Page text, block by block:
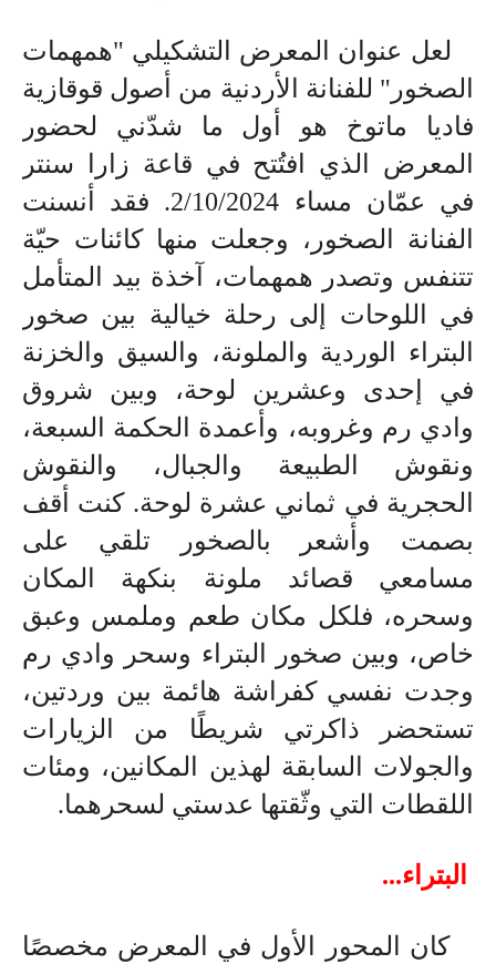
لعل عنوان المعرض التشكيلي "همهمات
الصخور" للفنانة الأردنية من أصول قوقازية
فاديا ماتوخ هو أول ما شدّني لحضور
المعرض الذي افتُتح في قاعة زارا سنتر
في عمّان مساء 2/10/2024. فقد أنسنت
الفنانة الصخور، وجعلت منها كائنات حيّة
تتنفس وتصدر همهمات، آخذة بيد المتأمل
في اللوحات إلى رحلة خيالية بين صخور
البتراء الوردية والملونة، والسيق والخزنة
في إحدى وعشرين لوحة، وبين شروق
وادي رم وغروبه، وأعمدة الحكمة السبعة،
ونقوش الطبيعة والجبال، والنقوش
الحجرية في ثماني عشرة لوحة. كنت أقف
بصمت وأشعر بالصخور تلقي على
مسامعي قصائد ملونة بنكهة المكان
وسحره، فلكل مكان طعم وملمس وعبق
خاص، وبين صخور البتراء وسحر وادي رم
وجدت نفسي كفراشة هائمة بين وردتين،
تستحضر ذاكرتي شريطًا من الزيارات
والجولات السابقة لهذين المكانين، ومئات
اللقطات التي وثّقتها عدستي لسحرهما.
البتراء...
كان المحور الأول في المعرض مخصصًا